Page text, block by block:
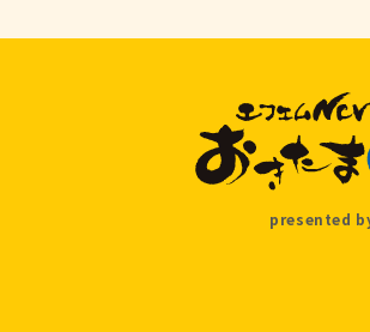
presented